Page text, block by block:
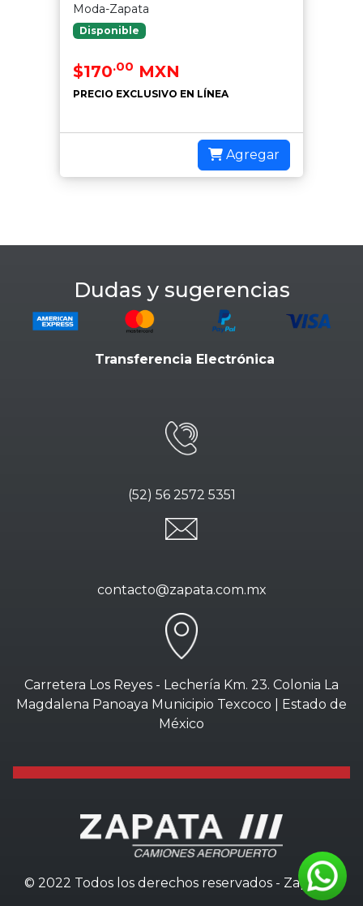
Moda-Zapata
Disponible
$170.00 MXN
PRECIO EXCLUSIVO EN LÍNEA
Agregar
Dudas y sugerencias
Transferencia Electrónica
(52) 56 2572 5351
contacto@zapata.com.mx
Carretera Los Reyes - Lechería Km. 23. Colonia La
Magdalena Panoaya Municipio Texcoco | Estado de
México
© 2022 Todos los derechos reservados - Zapata///